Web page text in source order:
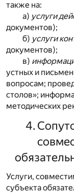
также на:
а) услуги
документов);
б) услуги
документов);
в)
устных и
вопросам;
столов»;
методических
4.
Услуги,
субъекта